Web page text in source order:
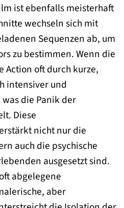
ist ebenfalls meisterhaft
wechseln sich mit
Sequenzen ab, um
zu bestimmen. Wenn die
oft durch kurze,
intensiver und
die Panik der
Diese
nicht nur die
auch die psychische
ausgesetzt sind.
abgelegene
aber